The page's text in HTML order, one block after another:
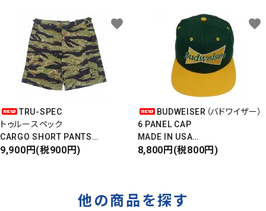
タイガーカモ
TRU-SPEC
トゥルースペック
CARGO SHORT PANTS
カーゴショートパンツ
9,900円(税900円)
favorite
BUDWEISER（バドワイザー）
6 PANEL CAP
MADE IN USA
Front Design
8,800円(税800円)
favorite
他の商品を探す